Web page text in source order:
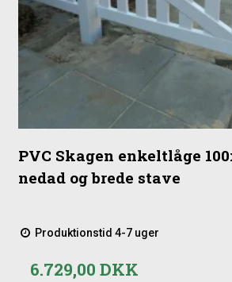
PVC Skagen enkeltlåge
nedad og brede stave
Produktionstid 4-7 uger
6.729,00 DKK